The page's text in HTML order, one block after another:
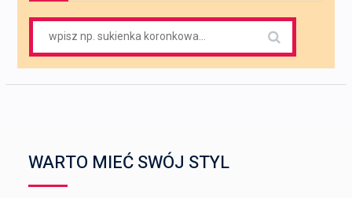
WARTO MIEĆ SWÓJ STYL